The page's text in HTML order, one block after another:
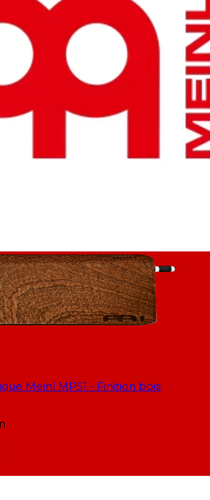
Meinl MPS1 - Finition bois